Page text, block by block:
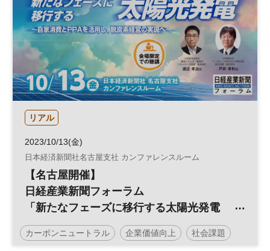
参加無料
リアル
2023/10/13(金)
日本経済新聞社名古屋支社 カンファレンスルーム
【名古屋開催】
日経産業新聞フォーラム
「新たなフェーズに移行する太陽光発電
～自家消費とPPAを活用し、脱炭素経営の
実現へ～」
カーボンニュートラル 企業価値向上 社会課題